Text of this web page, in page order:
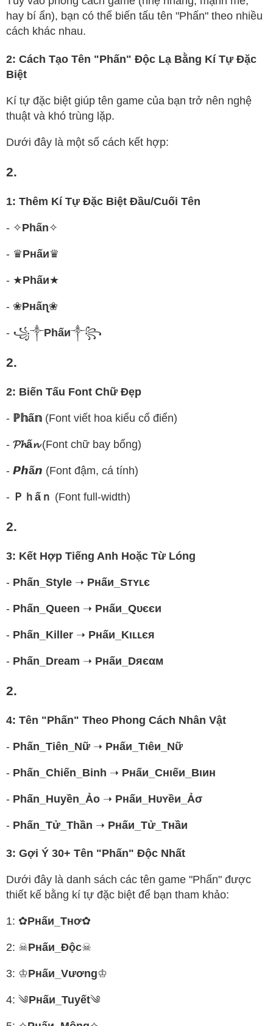
hay bí ẩn), bạn có thể biến tấu tên "Phấn" theo nhiều
cách khác nhau.
2: Cách Tạo Tên "Phấn" Độc Lạ Bằng Kí Tự Đặc
Biệt
Kí tự đặc biệt giúp tên game của bạn trở nên nghệ
thuật và khó trùng lặp.
Dưới đây là một số cách kết hợp:
2.
1: Thêm Kí Tự Đặc Biệt Đầu/Cuối Tên
- ✧Phấn✧
- ♛Pнấи♛
- ★Phấи★
- ❀Pнấɳ❀
- ꧁༒Phấи༒꧂
2.
2: Biến Tấu Font Chữ Đẹp
- ℙ𝕙ấ𝕟 (Font viết hoa kiểu cổ điển)
- 𝓟𝓱ấ𝓷(Font chữ bay bổng)
- 𝙋𝙝ấ𝙣 (Font đậm, cá tính)
- Ｐｈấｎ (Font full-width)
2.
3: Kết Hợp Tiếng Anh Hoặc Từ Lóng
- Phấn_Style ➝ Pнấи_Sтʏʟє
- Phấn_Queen ➝ Pнấи_Qυєєи
- Phấn_Killer ➝ Pнấи_Kιʟʟєя
- Phấn_Dream ➝ Pнấи_Dяєαм
2.
4: Tên "Phấn" Theo Phong Cách Nhân Vật
- Phấn_Tiên_Nữ ➝ Pнấи_Tιêи_Nữ
- Phấn_Chiến_Binh ➝ Pнấи_Cнιếи_Bιин
- Phấn_Huyền_Ảo ➝ Pнấи_Hυʏềи_Ảσ
- Phấn_Tử_Thần ➝ Pнấи_Tử_Tнầи
3: Gợi Ý 30+ Tên "Phấn" Độc Nhất
Dưới đây là danh sách các tên game "Phấn" được
thiết kế bằng kí tự đặc biệt để bạn tham khảo:
1: ✿Pнấи_Tнơ✿
2: ☠Pнấи_Độc☠
3: ♔Pнấи_Vương♔
4: ༄Pнấи_Tuyết༄